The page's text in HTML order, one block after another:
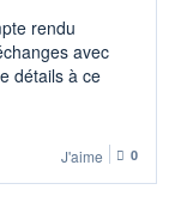
rendu
avec
détails à ce
J'aime 0